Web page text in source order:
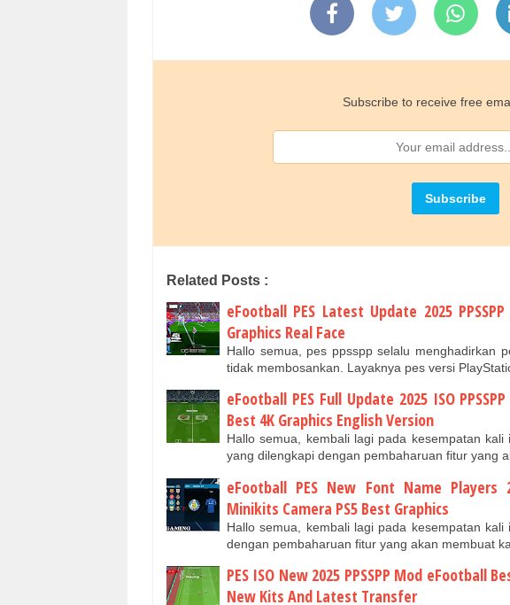
Subscribe to receive free
Related Posts :
eFootball PES Latest Update 2025
Graphics Real Face
Hallo semua, pes ppsspp selalu menghadirkan
tidak membosankan. Layaknya pes versi
eFootball PES Full Update 2025 ISO
Best 4K Graphics English Version
Hallo semua, kembali lagi pada kesempatan
yang dilengkapi dengan pembaharuan fitur yang
eFootball PES New Font Name Players
Minikits Camera PS5 Best Graphics
Hallo semua, kembali lagi pada kesempatan
dengan pembaharuan fitur yang akan membuat
PES ISO New 2025 PPSSPP Mod eFootball
New Kits And Latest Transfer